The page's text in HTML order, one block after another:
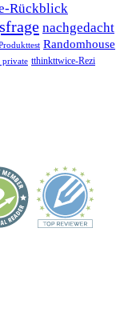
Rückblick
nachgedacht
Randomhouse
private tthinkttwice-Rezi